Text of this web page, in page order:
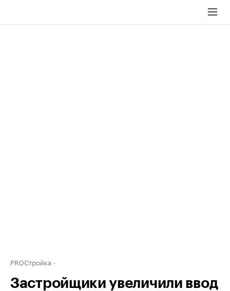
PROСтройка
Застройщики увеличили ввод